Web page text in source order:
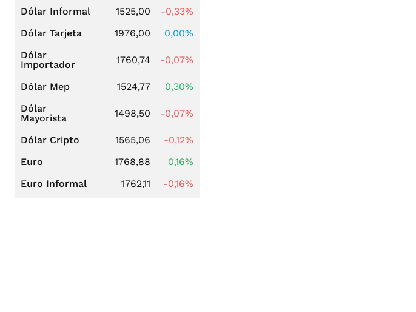
Dólar Informal
1525,00
-0,33%
Dólar Tarjeta
1976,00
0,00%
Dólar
Importador
1760,74 -0,07%
Dólar Mep 1524,77
0,30%
Dólar
Mayorista
1498,50 -0,07%
Dólar Cripto 1565,06
-0,12%
Euro
1768,88
0,16%
Euro Informal
1762,11 -0,16%